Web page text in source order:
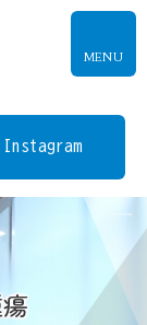
Instagram
MENU